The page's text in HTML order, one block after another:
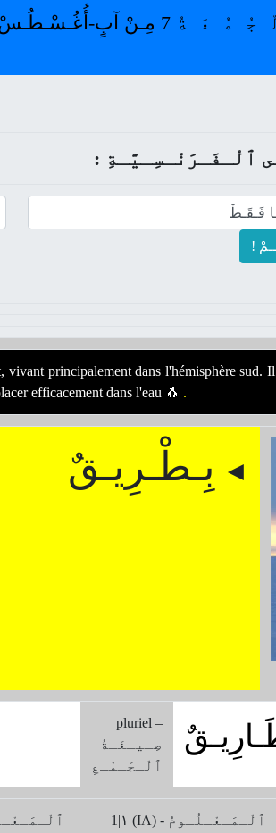
ﭐلْـفَـرَنْـسِـيَّـةِ
principalement dans l'hémisphère sud. Il
efficacement dans l'eau 🐧 .
◄ بِـطْـرِيـقٌ
pluriel –
صِـيـغَـةُ
ﭐلْـجَـمْـعِ
1|۱ (IA) ﭐلْـمَـعْـلُـومُ -